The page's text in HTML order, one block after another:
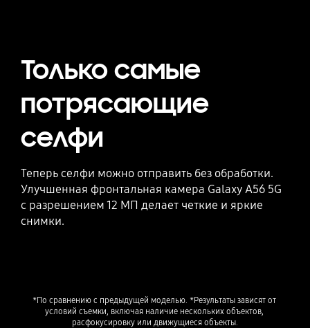
Только самые
потрясающие
селфи
Теперь селфи можно отправить без обработки.
Улучшенная фронтальная камера Galaxy A56 5G
с разрешением 12 МП делает четкие и яркие
снимки.
*По сравнению с предыдущей моделью. *Результаты зависят от
условий съемки, включая наличие нескольких объектов,
расфокусировку или движущиеся объекты.